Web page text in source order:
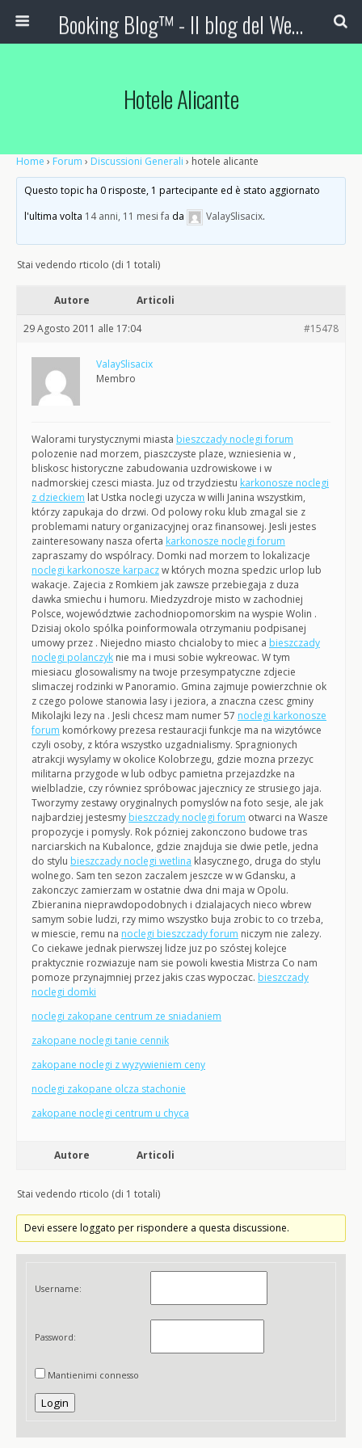
Booking Blog™ - Il blog del Web Marketing Turistico
Hotele Alicante
Home › Forum › Discussioni Generali › hotele alicante
Questo topic ha 0 risposte, 1 partecipante ed è stato aggiornato
l'ultima volta 14 anni, 11 mesi fa da ValaySlisacix.
Stai vedendo rticolo (di 1 totali)
Autore Articoli
29 Agosto 2011 alle 17:04 #15478
ValaySlisacix
Membro
Walorami turystycznymi miasta bieszczady noclegi forum
polozenie nad morzem, piaszczyste plaze, wzniesienia w ,
bliskosc historyczne zabudowania uzdrowiskowe i w
nadmorskiej czesci miasta. Juz od trzydziestu karkonosze noclegi
z dzieckiem lat Ustka noclegi uzycza w willi Janina wszystkim,
którzy zapukaja do drzwi. Od polowy roku klub zmagal sie z
problemami natury organizacyjnej oraz finansowej. Jesli jestes
zainteresowany nasza oferta karkonosze noclegi forum
zapraszamy do wspólracy. Domki nad morzem to lokalizacje
noclegi karkonosze karpaczw których mozna spedzic urlop lub
wakacje. Zajecia z Romkiem jak zawsze przebiegaja z duza
dawka smiechu i humoru. Miedzyzdroje misto w zachodniej
Polsce, województwie zachodniopomorskim na wyspie Wolin .
Dzisiaj okolo spólka poinformowala otrzymaniu podpisanej
umowy przez . Niejedno miasto chcialoby to miec a bieszczady
noclegi polanczyk nie ma i musi sobie wykreowac. W tym
miesiacu glosowalismy na twoje przesympatyczne zdjecie
slimaczej rodzinki w Panoramio. Gmina zajmuje powierzchnie ok
z czego polowe stanowia lasy i jeziora, a znaczna czesc gminy
Mikolajki lezy na . Jesli chcesz mam numer 57 noclegi karkonosze
forum komórkowy prezesa restauracji funkcje ma na wizytówce
czyli osoby, z która wszystko uzgadnialismy. Spragnionych
atrakcji wysylamy w okolice Kolobrzegu, gdzie mozna przezyc
militarna przygode w lub odbyc pamietna przejazdzke na
wielbladzie, czy równiez spróbowac jajecznicy ze strusiego jaja.
Tworzymy zestawy oryginalnych pomyslów na foto sesje, ale jak
najbardziej jestesmy bieszczady noclegi forum otwarci na Wasze
propozycje i pomysly. Rok pózniej zakonczono budowe tras
narciarskich na Kubalonce, gdzie znajduja sie dwie petle, jedna
do stylu bieszczady noclegi wetlina klasycznego, druga do stylu
wolnego. Sam ten sezon zaczalem jeszcze w w Gdansku, a
zakonczyc zamierzam w ostatnie dwa dni maja w Opolu.
Zbieranina nieprawdopodobnych i dzialajacych nieco wbrew
samym sobie ludzi, rzy mimo wszystko buja zrobic to co trzeba,
w miescie, remu na noclegi bieszczady forum niczym nie zalezy.
Co ciekawe jednak pierwszej lidze juz po szóstej kolejce
praktycznie rozwiazuje nam sie powoli kwestia Mistrza Co nam
pomoze przynajmniej przez jakis czas wypoczac. bieszczady
noclegi domki
noclegi zakopane centrum ze sniadaniem
zakopane noclegi tanie cennik
zakopane noclegi z wyzywieniem ceny
noclegi zakopane olcza stachonie
zakopane noclegi centrum u chyca
Autore Articoli
Stai vedendo rticolo (di 1 totali)
Devi essere loggato per rispondere a questa discussione.
Username:
Password:
Mantienimi connesso
Login